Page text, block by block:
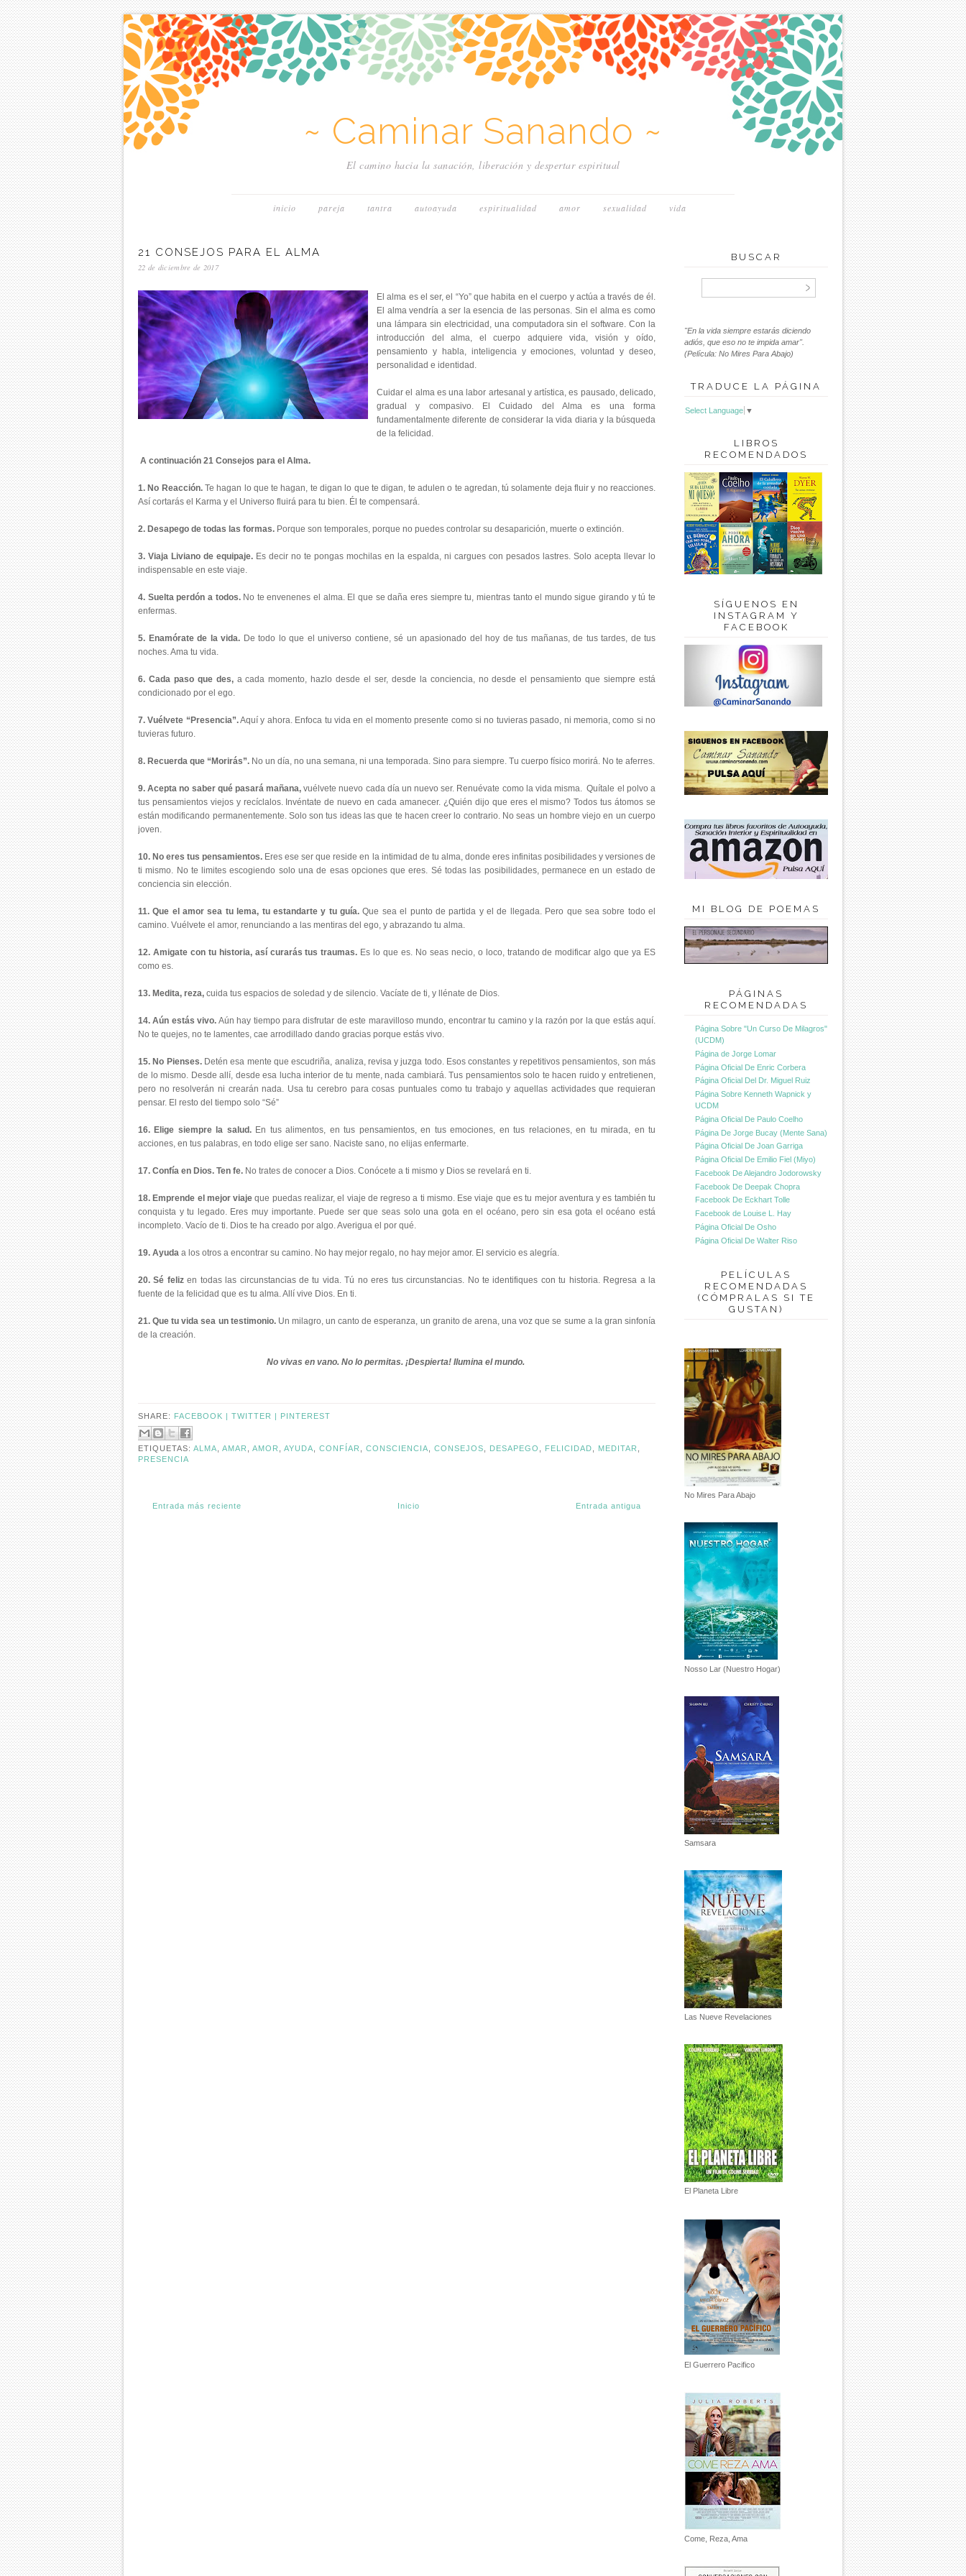
~ Caminar Sanando ~
El camino hacia la sanación, liberación y despertar espiritual
inicio pareja tantra autoayuda espiritualidad amor sexualidad vida
21 CONSEJOS PARA EL ALMA
22 de diciembre de 2017
El alma es el ser, el “Yo” que habita en el cuerpo y actúa a través de él.
El alma vendría a ser la esencia de las personas. Sin el alma es como
una lámpara sin electricidad, una computadora sin el software. Con la
introducción del alma, el cuerpo adquiere vida, visión y oído,
pensamiento y habla, inteligencia y emociones, voluntad y deseo,
personalidad e identidad.
Cuidar el alma es una labor artesanal y artística, es pausado, delicado,
gradual y compasivo. El Cuidado del Alma es una forma
fundamentalmente diferente de considerar la vida diaria y la búsqueda
de la felicidad.
A continuación 21 Consejos para el Alma.
1. No Reacción.Te hagan lo que te hagan, te digan lo que te digan, te adulen o te agredan, tú solamente deja fluir y no reacciones.
Así cortarás el Karma y el Universo fluirá para tu bien. Él te compensará.
2. Desapego de todas las formas. Porque son temporales, porque no puedes controlar su desaparición, muerte o extinción.
3. Viaja Liviano de equipaje. Es decir no te pongas mochilas en la espalda, ni cargues con pesados lastres. Solo acepta llevar lo
indispensable en este viaje.
4. Suelta perdón a todos.No te envenenes el alma. El que se daña eres siempre tu, mientras tanto el mundo sigue girando y tú te
enfermas.
5. Enamórate de la vida. De todo lo que el universo contiene, sé un apasionado del hoy de tus mañanas, de tus tardes, de tus
noches. Ama tu vida.
6. Cada paso que des,a cada momento, hazlo desde el ser, desde la conciencia, no desde el pensamiento que siempre está
condicionado por el ego.
7. Vuélvete “Presencia”.Aquí y ahora. Enfoca tu vida en el momento presente como si no tuvieras pasado, ni memoria, como si no
tuvieras futuro.
8. Recuerda que “Morirás”. No un día, no una semana, ni una temporada. Sino para siempre. Tu cuerpo físico morirá. No te aferres.
9. Acepta no saber qué pasará mañana, vuélvete nuevo cada día un nuevo ser. Renuévate como la vida misma. Quítale el polvo a
tus pensamientos viejos y recíclalos. Invéntate de nuevo en cada amanecer. ¿Quién dijo que eres el mismo? Todos tus átomos se
están modificando permanentemente. Solo son tus ideas las que te hacen creer lo contrario. No seas un hombre viejo en un cuerpo
joven.
10. No eres tus pensamientos. Eres ese ser que reside en la intimidad de tu alma, donde eres infinitas posibilidades y versiones de
ti mismo. No te limites escogiendo solo una de esas opciones que eres. Sé todas las posibilidades, permanece en un estado de
conciencia sin elección.
11. Que el amor sea tu lema, tu estandarte y tu guía. Que sea el punto de partida y el de llegada. Pero que sea sobre todo el
camino. Vuélvete el amor, renunciando a las mentiras del ego, y abrazando tu alma.
12. Amigate con tu historia, así curarás tus traumas. Es lo que es. No seas necio, o loco, tratando de modificar algo que ya ES
como es.
13. Medita, reza, cuida tus espacios de soledad y de silencio. Vacíate de ti, y llénate de Dios.
14. Aún estás vivo. Aún hay tiempo para disfrutar de este maravilloso mundo, encontrar tu camino y la razón por la que estás aquí.
No te quejes, no te lamentes, cae arrodillado dando gracias porque estás vivo.
15. No Pienses.Detén esa mente que escudriña, analiza, revisa y juzga todo. Esos constantes y repetitivos pensamientos, son más
de lo mismo. Desde allí, desde esa lucha interior de tu mente, nada cambiará. Tus pensamientos solo te hacen ruido y entretienen,
pero no resolverán ni crearán nada. Usa tu cerebro para cosas puntuales como tu trabajo y aquellas actividades que requieran
pensar. El resto del tiempo solo “Sé”
16. Elige siempre la salud.En tus alimentos, en tus pensamientos, en tus emociones, en tus relaciones, en tu mirada, en tu
acciones, en tus palabras, en todo elige ser sano. Naciste sano, no elijas enfermarte.
17. Confía en Dios. Ten fe. No trates de conocer a Dios. Conócete a ti mismo y Dios se revelará en ti.
18. Emprende el mejor viaje que puedas realizar, el viaje de regreso a ti mismo. Ese viaje que es tu mejor aventura y es también tu
conquista y tu legado. Eres muy importante. Puede ser que seas solo una gota en el océano, pero sin esa gota el océano está
incompleto. Vacío de ti. Dios te ha creado por algo. Averigua el por qué.
19. Ayuda a los otros a encontrar su camino. No hay mejor regalo, no hay mejor amor. El servicio es alegría.
20. Sé felizen todas las circunstancias de tu vida. Tú no eres tus circunstancias. No te identifiques con tu historia. Regresa a la
fuente de la felicidad que es tu alma. Allí vive Dios. En ti.
21. Que tu vida sea un testimonio.Un milagro, un canto de esperanza, un granito de arena, una voz que se sume a la gran sinfonía
de la creación.
No vivas en vano. No lo permitas. ¡Despierta! Ilumina el mundo.
SHARE: FACEBOOK | TWITTER | PINTEREST
ETIQUETAS: ALMA AMAR AMOR AYUDA CONFÍAR CONSCIENCIA CONSEJOS DESAPEGO FELICIDAD MEDITAR
PRESENCIA
Entrada más reciente Entrada antigua
Inicio
BUSCAR
"En la vida siempre estarás diciendo
adiós, que eso no te impida amar".
(Película: No Mires Para Abajo)
TRADUCE LA PÁGINA
Select Language ▼
LIBROS
RECOMENDADOS
SÍGUENOS EN
INSTAGRAM Y
FACEBOOK
MI BLOG DE POEMAS
PÁGINAS
RECOMENDADAS
Página Sobre "Un Curso De Milagros"
(UCDM)
Página de Jorge Lomar
Página Oficial De Enric Corbera
Página Oficial Del Dr. Miguel Ruiz
Página Sobre Kenneth Wapnick y
UCDM
Página Oficial De Paulo Coelho
Página De Jorge Bucay (Mente Sana)
Página Oficial De Joan Garriga
Página Oficial De Emilio Fiel (Miyo)
Facebook De Alejandro Jodorowsky
Facebook De Deepak Chopra
Facebook De Eckhart Tolle
Facebook de Louise L. Hay
Página Oficial De Osho
Página Oficial De Walter Riso
PELÍCULAS
RECOMENDADAS
(CÓMPRALAS SI TE
GUSTAN)
No Mires Para Abajo
Nosso Lar (Nuestro Hogar)
Samsara
Las Nueve Revelaciones
El Planeta Libre
El Guerrero Pacifico
Come, Reza, Ama